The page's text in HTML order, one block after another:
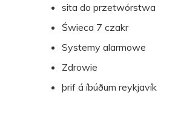
sita do przetwórstwa
Świeca 7 czakr
Systemy alarmowe
Zdrowie
þrif á íbúðum reykjavík